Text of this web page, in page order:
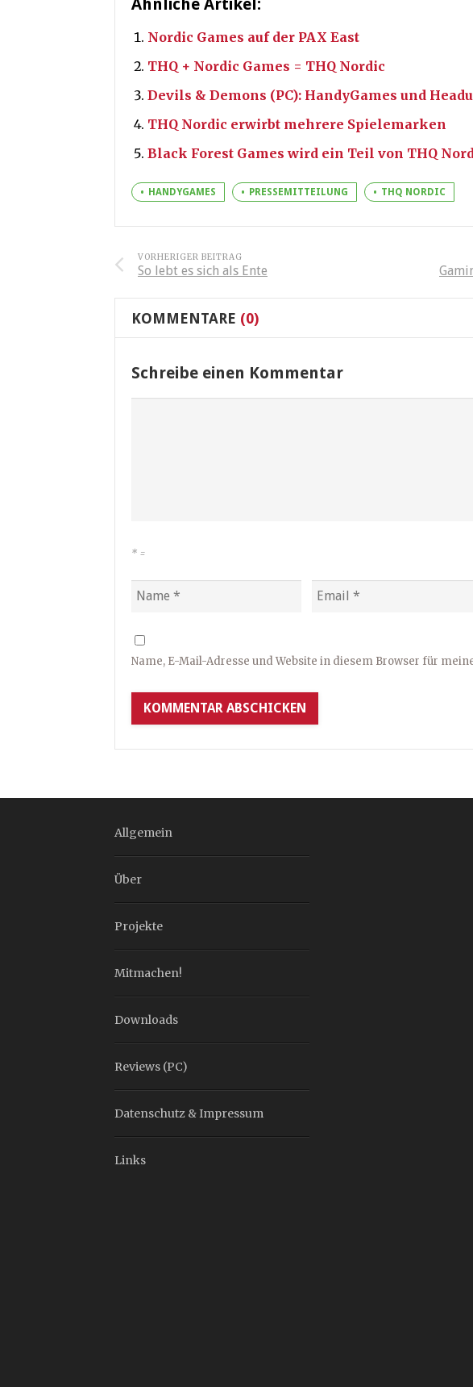
Ähnliche Artikel:
Nordic Games auf der PAX East
THQ + Nordic Games = THQ Nordic
Devils & Demons (PC): HandyGames und
THQ Nordic erwirbt mehrere Spielemarken
Black Forest Games wird ein Teil von THQ
HANDYGAMES PRESSEMITTEILUNG THQ NORDIC
VORHERIGER BEITRAG
So lebt es sich als Ente
KOMMENTARE (0)
Schreibe einen Kommentar
* =
Name, E-Mail-Adresse und Website in diesem Browser für
Allgemein
Über
Projekte
Mitmachen!
Downloads
Reviews (PC)
Datenschutz & Impressum
Links